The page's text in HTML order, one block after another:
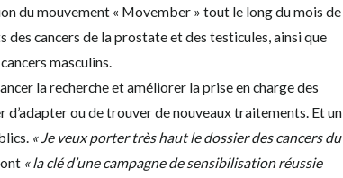
du mouvement « Movember » tout le long du mois de
cancers de la prostate et des testicules, ainsi que
masculins.
la recherche et améliorer la prise en charge des
ou de trouver de nouveaux traitements. Et un
« Je veux porter très haut le dossier des cancers du
« la clé d’une campagne de sensibilisation réussie